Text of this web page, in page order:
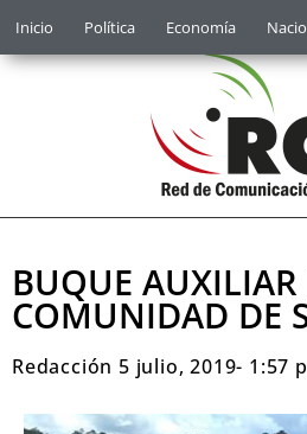
Inicio Política Economía
BUQUE AUXILIAR
COMUNIDAD DE
Redacción 5 julio, 2019- 1:57